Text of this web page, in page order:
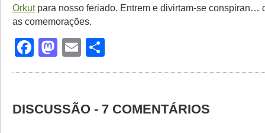
Orkutpara nosso feriado. Entrem e divirtam-se conspiran…
as comemorações.
Facebook
Mastodon
Email
DISCUSSÃO - 7 COMENTÁRIOS